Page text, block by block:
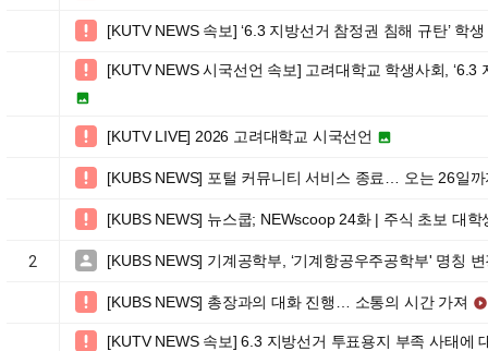
 [KUTV NEWS 속보] ‘6.3 지방선거 참정권 침해 규탄’ 학
 [KUTV NEWS 시국선언 속보] 고려대학교 학생사회,

 [KUTV LIVE] 2026 고려대학교 시국선언 
 [KUBS NEWS] 포털 커뮤니티 서비스 종료… 오는 26일
 [KUBS NEWS] 뉴스쿱; NEWscoop 24화 | 주식 초보 대
2  [KUBS NEWS] 기계공학부, ‘기계항공우주공학부' 명칭
 [KUBS NEWS] 총장과의 대화 진행… 소통의 시간 가져 

[KUTV NEWS 속보] 6.3 지방선거 투표용지 부족 사태에